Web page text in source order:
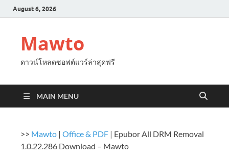
August 6, 2026
Mawto
ดาวน์โหลดซอฟต์แวร์ล่าสุดฟรี
MAIN MENU
>> Mawto | Office & PDF | Epubor All DRM Removal
1.0.22.286 Download – Mawto